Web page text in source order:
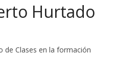
Hurtado
de Clases en la formación